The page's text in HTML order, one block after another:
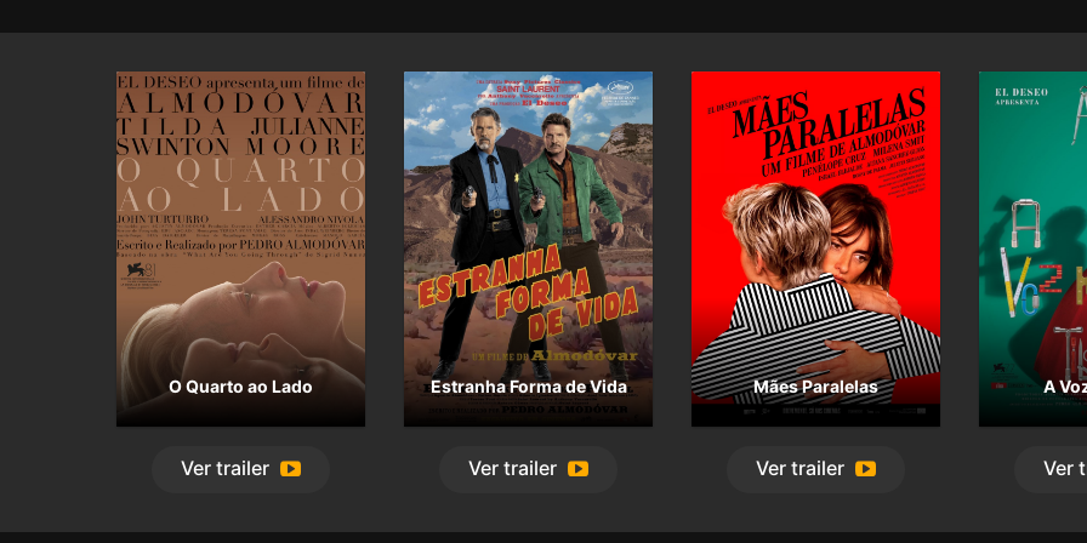
reconhece ao primeiro fotograma, uma excepção de personalidade num
cinema cada vez mais impessoal e pasteurizado.
O Quarto ao Lado
Ver trailer
Estranha Forma de Vida
Ver trailer
Mães Paralelas
Ver trailer
A
Ver